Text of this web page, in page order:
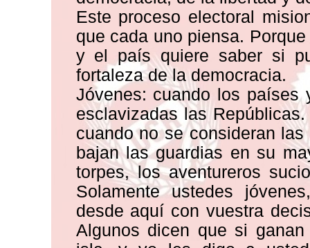
Este proceso electoral
que cada uno piensa.
y el país quiere saber si
fortaleza de la democracia.
Jóvenes: cuando los países
esclavizadas las
cuando no se consideran
bajan las guardias en su
torpes, los aventureros
Solamente ustedes
desde aquí con vuestra
Algunos dicen que si